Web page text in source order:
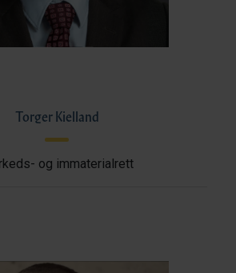
Torger Kielland
og immaterialrett